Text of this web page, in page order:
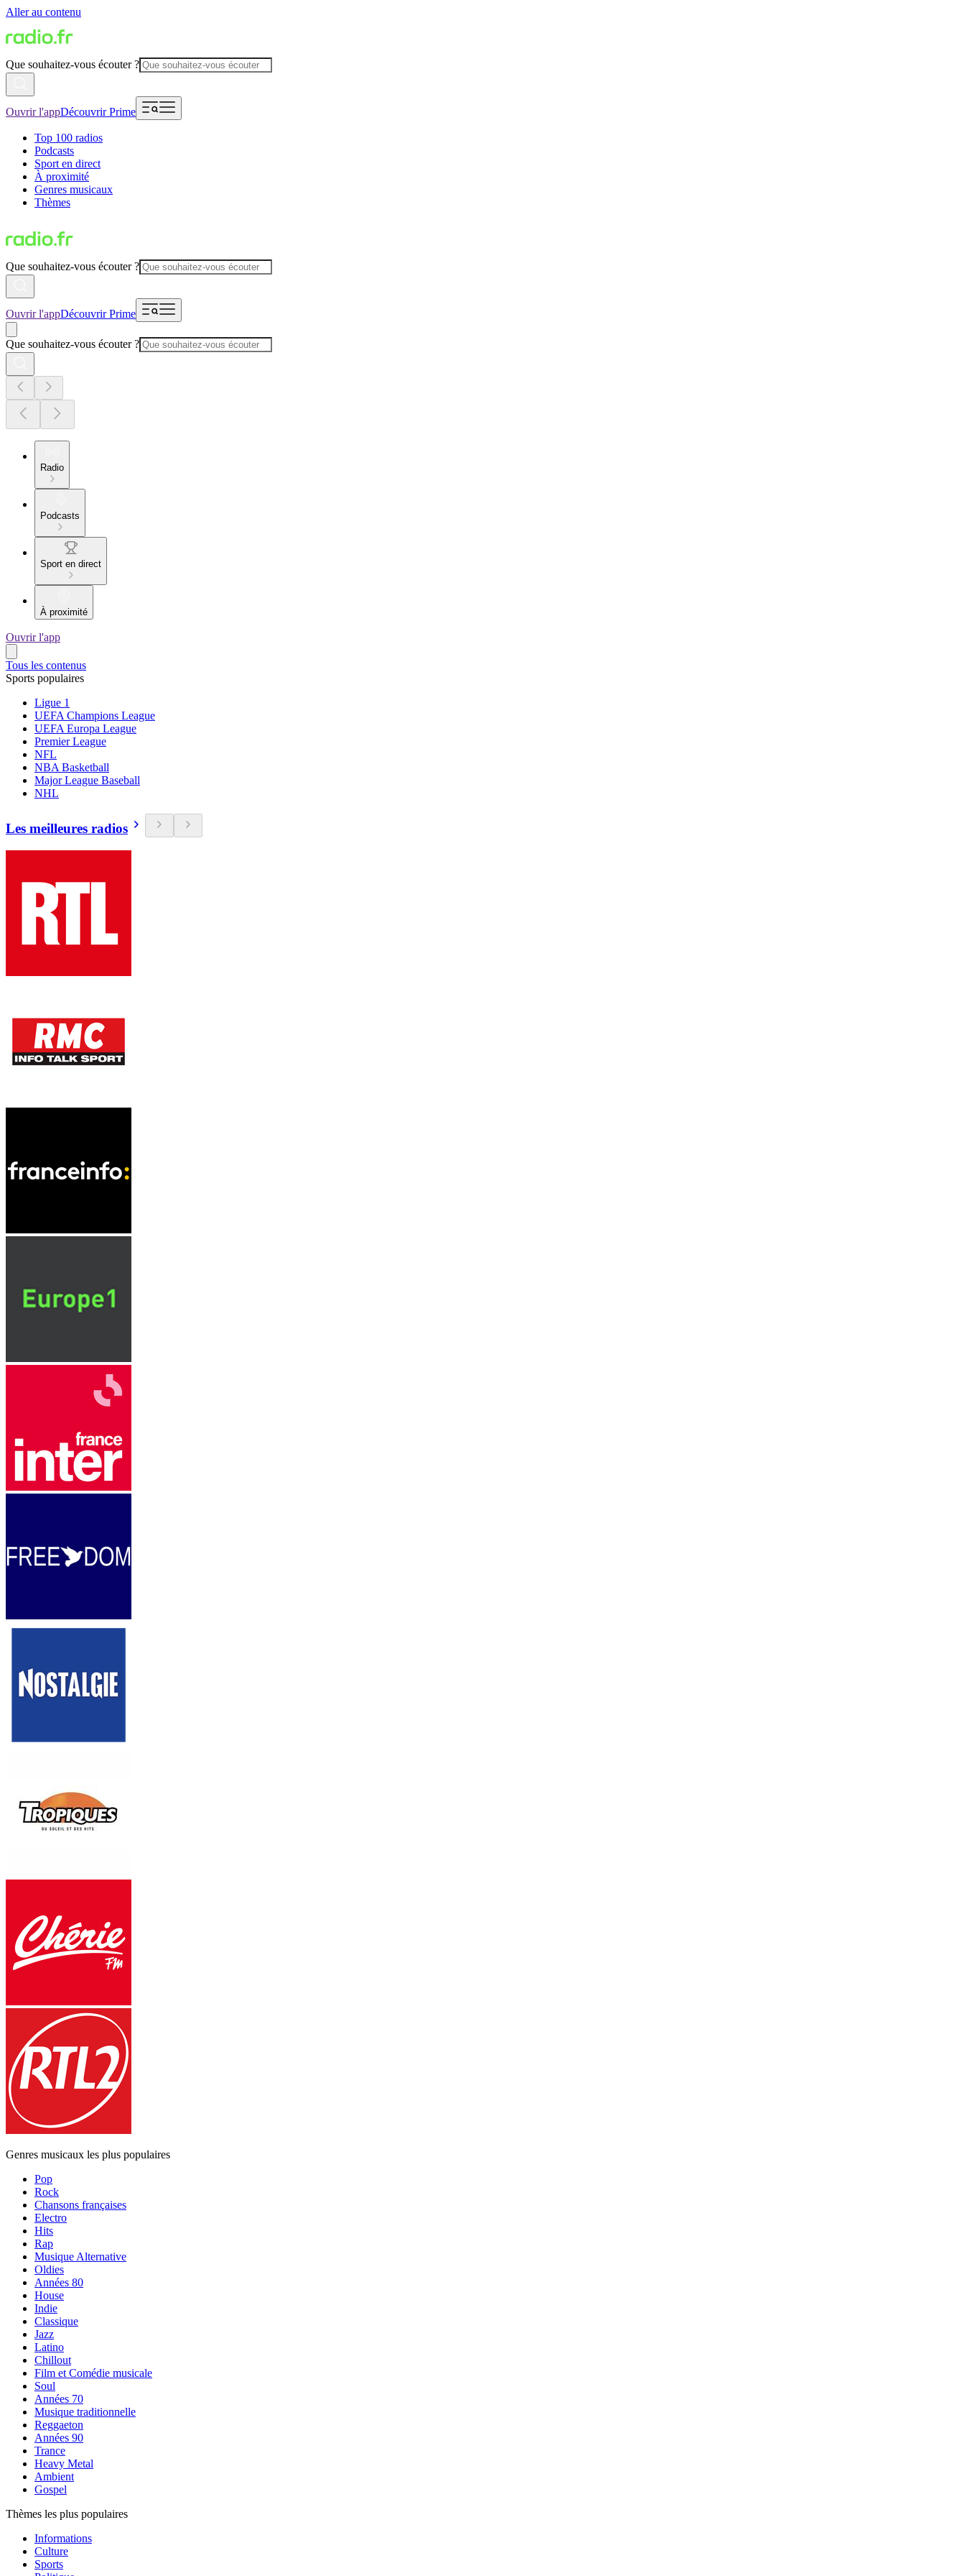
Aller au contenu
Que souhaitez-vous écouter ?
Ouvrir l'appDécouvrir Prime
Top 100 radios
Podcasts
Sport en direct
À proximité
Genres musicaux
Thèmes
Que souhaitez-vous écouter ?
Ouvrir l'appDécouvrir Prime
Que souhaitez-vous écouter ?
Radio
Podcasts
Sport en direct
À proximité
Ouvrir l'app
Tous les contenus
Sports populaires
Ligue 1
UEFA Champions League
UEFA Europa League
Premier League
NFL
NBA Basketball
Major League Baseball
NHL
Les meilleures radios
Genres musicaux les plus populaires
Pop
Rock
Chansons françaises
Electro
Hits
Rap
Musique Alternative
Oldies
Années 80
House
Indie
Classique
Jazz
Latino
Chillout
Film et Comédie musicale
Soul
Années 70
Musique traditionnelle
Reggaeton
Années 90
Trance
Heavy Metal
Ambient
Gospel
Thèmes les plus populaires
Informations
Culture
Sports